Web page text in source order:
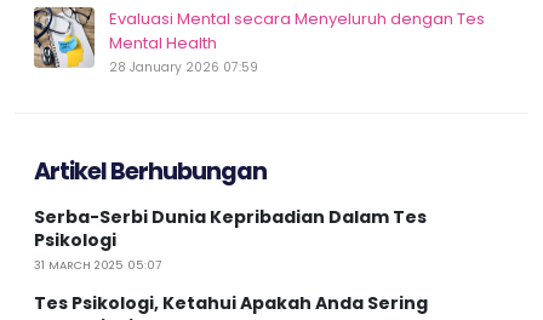
Evaluasi Mental secara Menyeluruh dengan Tes
Mental Health
28 January 2026 07:59
Artikel Berhubungan
Serba-Serbi Dunia Kepribadian Dalam Tes
Psikologi
31 MARCH 2025 05:07
Tes Psikologi, Ketahui Apakah Anda Sering